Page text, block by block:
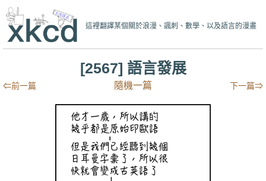
這裡翻譯某個關於浪漫、諷刺、數學、以及語言的漫畫
[2567] 語言發展
⇐前一篇 隨機一篇 下一篇⇒